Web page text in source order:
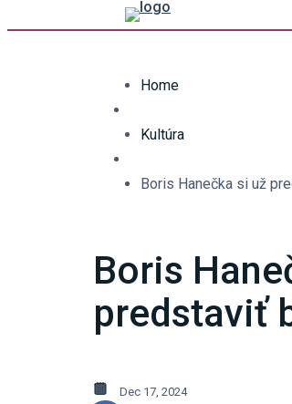
Home
Kultúra
Boris Hanečka si už
Boris
predstaviť
Dec 17, 2024